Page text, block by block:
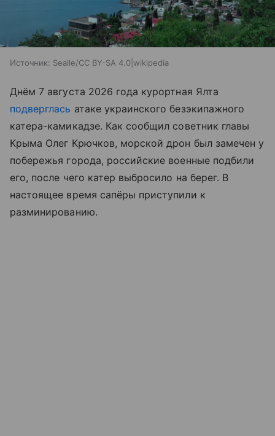
Источник: Sealle/CC BY-SA 4.0|wikipedia
Днём 7 августа 2026 года курортная Ялта
подверглась атаке украинского безэкипажного
катера-камикадзе. Как сообщил советник главы
Крыма Олег Крючков, морской дрон был замечен у
побережья города, российские военные подбили
его, после чего катер выбросило на берег. В
настоящее время сапёры приступили к
разминированию.